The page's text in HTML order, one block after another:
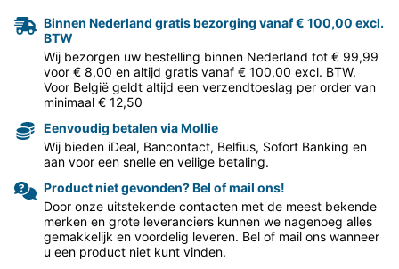
Binnen Nederland gratis bezorging vanaf € 100,00 excl.
BTW
Wij bezorgen uw bestelling binnen Nederland tot € 99,99
voor € 8,00 en altijd gratis vanaf € 100,00 excl. BTW.
Voor België geldt altijd een verzendtoeslag per order van
minimaal € 12,50
Eenvoudig betalen via Mollie
Wij bieden iDeal, Bancontact, Belfius, Sofort Banking en
aan voor een snelle en veilige betaling.
Product niet gevonden? Bel of mail ons!
Door onze uitstekende contacten met de meest bekende
merken en grote leveranciers kunnen we nagenoeg alles
gemakkelijk en voordelig leveren. Bel of mail ons wanneer
u een product niet kunt vinden.